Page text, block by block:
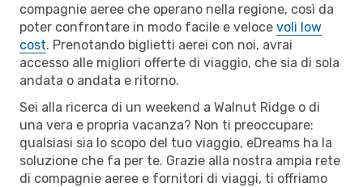
compagnie aeree che operano nella regione, così da
poter confrontare in modo facile e veloce voli low
cost. Prenotando biglietti aerei con noi, avrai
accesso alle migliori offerte di viaggio, che sia di sola
andata o andata e ritorno.
Sei alla ricerca di un weekend a Walnut Ridge o di
una vera e propria vacanza? Non ti preoccupare:
qualsiasi sia lo scopo del tuo viaggio, eDreams ha la
soluzione che fa per te. Grazie alla nostra ampia rete
di compagnie aeree e fornitori di viaggi, ti offriamo